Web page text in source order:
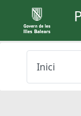
Inici